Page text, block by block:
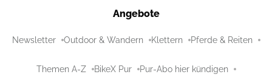
Angebote
Newsletter Outdoor & Wandern Klettern Pferde & Reiten
Themen A-Z BikeX Pur Pur-Abo hier kündigen